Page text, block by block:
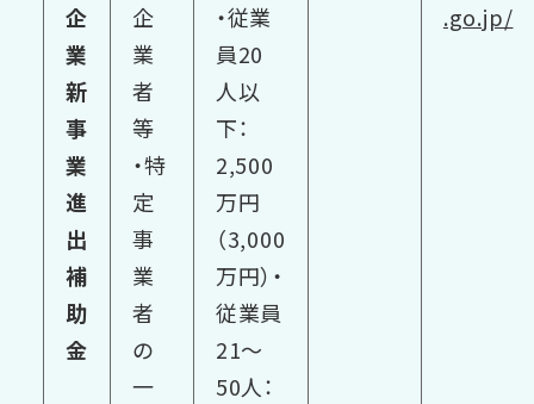
企
業
新
事
業
進
出
補
助
金
企
業
者
等
・特
定
事
業
者
の
一
・従業
員20
人以
下：
2,500
万円
（3,000
万円） ・
従業員
21～
50人：
.go.jp/